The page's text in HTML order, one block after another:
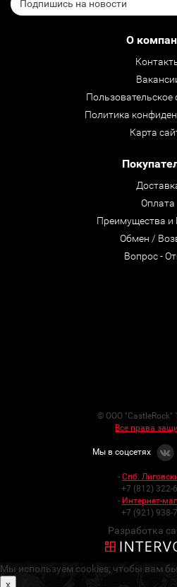
О
Пользовательское
Политика
Карта
Оплата
Преимущества и
Обмен /
Вопрос -
© ООО "CastleRock"
Все права
Мы в соцсетях
- Спб.
+7 (812) 322-
- Интернет-
+7 (921) 938-
Разработка
Мы используем cookies, чтобы вам
x